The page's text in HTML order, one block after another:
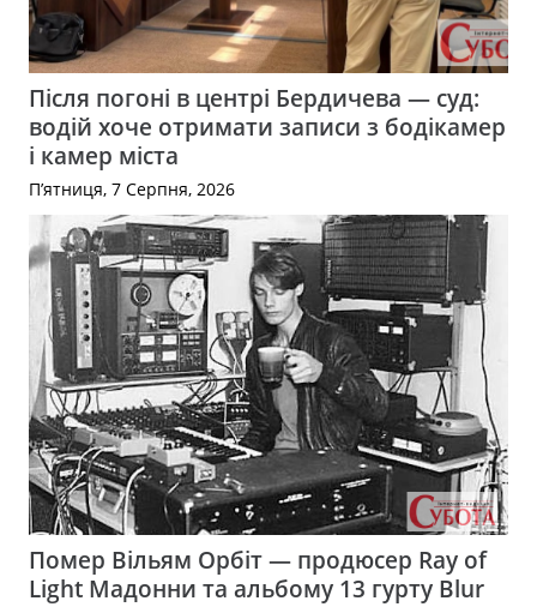
Після погоні в центрі Бердичева — суд:
водій хоче отримати записи з бодікамер
і камер міста
П’ятниця, 7 Серпня, 2026
Помер Вільям Орбіт — продюсер Ray of
Light Мадонни та альбому 13 гурту Blur